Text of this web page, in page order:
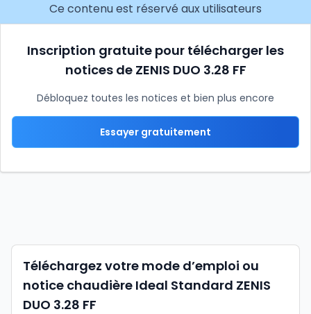
Ce contenu est réservé aux utilisateurs
Inscription gratuite pour télécharger les
notices de ZENIS DUO 3.28 FF
Débloquez toutes les notices et bien plus encore
Essayer gratuitement
Téléchargez votre mode d’emploi ou
notice chaudière Ideal Standard ZENIS
DUO 3.28 FF